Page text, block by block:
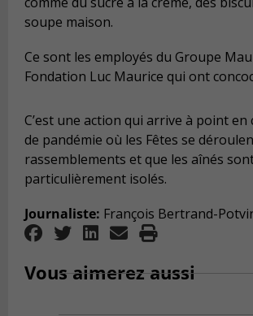
soupe maison.
Ce sont les employés du Groupe
Fondation Luc Maurice qui ont
C’est une action qui arrive à point
de pandémie où les Fêtes se
rassemblements et que les aînés
particulièrement isolés.
Journaliste: François Bertrand-
Vous aimerez aussi